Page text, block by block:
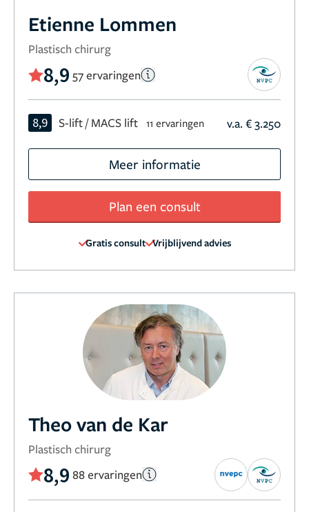
Etienne Lommen
Plastisch chirurg
8,9 57 ervaringen
8,9 S-lift / MACS lift 11 ervaringen v.a. € 3.250
Meer informatie
Plan een consult
Gratis consult Vrijblijvend advies
Theo van de Kar
Plastisch chirurg
8,9 88 ervaringen